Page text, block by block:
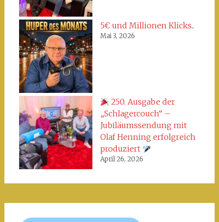
5€ und Millionen Klicks..
Mai 3, 2026
250. Ausgabe der
„Schlagercouch“ –
Jubiläumssendung mit
Olaf Henning erfolgreich
produziert
April 26, 2026